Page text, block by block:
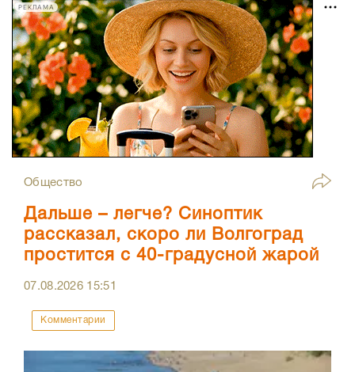
РЕКЛАМА
Общество
Дальше – легче? Синоптик
рассказал, скоро ли Волгоград
простится с 40-градусной жарой
07.08.2026 15:51
Комментарии